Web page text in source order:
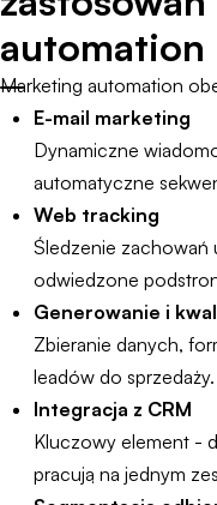
automation
Marketing automation
E-mail marketing
Dynamiczne
automatyczne
Web tracking
Śledzenie zachowań
odwiedzone
Generowanie i
Zbieranie danych,
leadów do sprzedaży.
Integracja z CRM
Kluczowy element -
pracują na jednym